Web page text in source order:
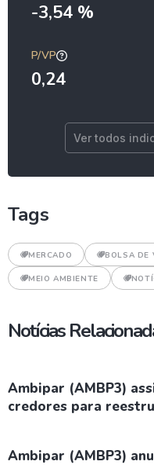
-3,54 %
P/VP
0,24
Ver todos
Tags
MERCADO BOLSA DE
MEIO AMBIENTE
Notícias
Ambipar (AMBP3)
credores para
Ambipar (AMBP3)